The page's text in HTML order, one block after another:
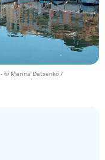
- © Marina Datsenko /